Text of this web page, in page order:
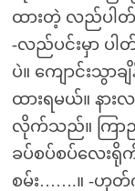
ထားတဲ့ လည်ပါ
-လည်ပင်းမှာ ပ
ပဲ။ ကျောင်းသွာ
ထားရမယ်။ နား
လိုက်သည်။ ကြာ
ခပ်စပ်စပ်လေးရို
စမ်း…….။ -ဟု